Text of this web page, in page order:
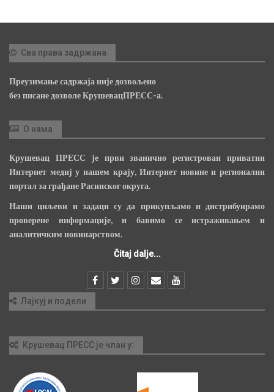
Сва права задржана
Преузимање садржаја није дозвољено
без писане дозволе КрушевацПРЕСС-а.
О нама
Крушевац ПРЕСС је први званично регистрован приватни
Интернет медиј у нашем крају, Интернет новине и регионални
портал за грађане Расинског округа.
Наши циљеви и задаци су да прикупљамо и дистрибуирамо
проверене информације, и бавимо се истраживањем и
аналитичким новинарством.
Čitaj dalje...
Лајкуј и подели
Крушевац ПРЕСС је члан у: